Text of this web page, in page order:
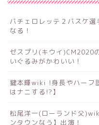
バチェロレッテ２バスケ
なる！
ゼスプリ(キウイ)CM2020
いぐるみがかわいい！
鍵本輝wiki !身長やハーフ
はナニする!?】
松尾洋一(ローランド父
ンタウンなう】出演！